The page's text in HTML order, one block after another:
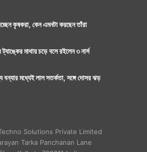
কৃষকরা, কেন এমনটা করছেন তাঁরা
মাথায় চড়ে বসে রইলেন ৩ নার্স
বন্যার মধ্যেই লাল সতর্কতা, সঙ্গে দোসর ঝড়
Solutions Private Limited
Tarka Panchanan Lane